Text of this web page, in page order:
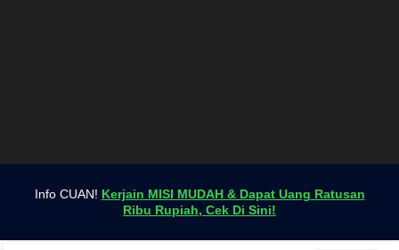
Info CUAN! Kerjain MISI MUDAH & Dapat Uang Ratusan
Ribu Rupiah, Cek Di Sini!